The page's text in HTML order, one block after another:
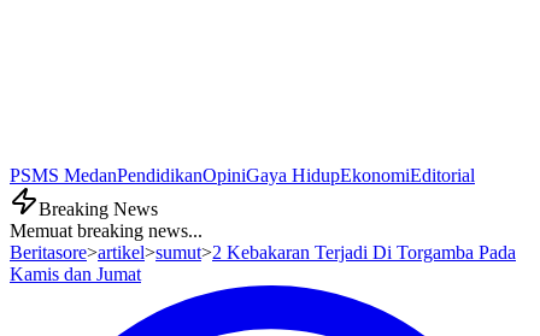
PSMS MedanPendidikanOpiniGaya HidupEkonomiEditorial
Breaking News
Memuat breaking news...
Beritasore>artikel>sumut>2 Kebakaran Terjadi Di Torgamba Pada
Kamis dan Jumat